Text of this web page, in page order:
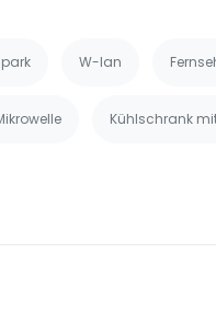
W-lan
Kühlschrank